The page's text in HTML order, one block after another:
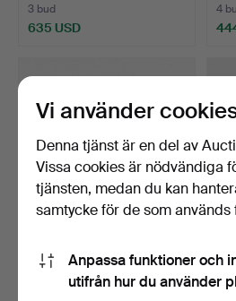
3 bud
635 USD
4
KLACKRING, guld, 18K
samt svart sten, Guld…
Klubbades 4 jun 2026
Vi använder
Denna tjänst är en del av
Vissa cookies är nödvändiga
tjänsten, medan du kan
samtycke för de som används
Anpassa funktioner och
utifrån hur du använder